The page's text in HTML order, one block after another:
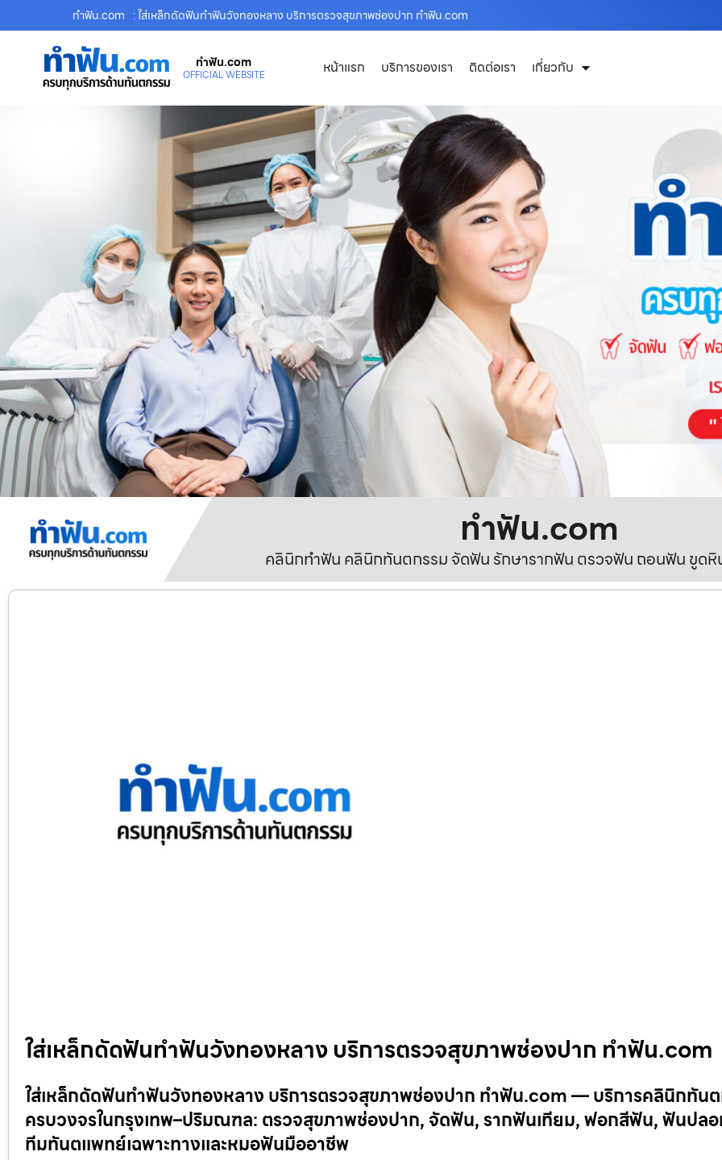
ทําฟัน.com : ใส่เหล็กดัดฟันทำฟันวังทองหลาง บริการตรวจสุขภาพช่องปาก ทำฟัน.com
ทําฟัน.com
OFFICIAL WEBSITE หน้าแรก บริการของเรา ติดต่อเรา เกี่ยวกับ
ทําฟัน.com
คลินิกทำฟัน คลินิกทันตกรรม จัดฟัน รักษารากฟัน ตรวจฟัน ถอนฟัน ขูด
ใส่เหล็กดัดฟันทำฟันวังทองหลาง บริการตรวจสุขภาพช่องปาก ทำฟัน.com
ใส่เหล็กดัดฟันทำฟันวังทองหลาง บริการตรวจสุขภาพช่องปาก ทำฟัน.com — บริการคลินิกทัน
ครบวงจรในกรุงเทพ–ปริมณฑล: ตรวจสุขภาพช่องปาก, จัดฟัน, รากฟันเทียม, ฟอกสีฟัน, ฟันปล
ทีมทันตแพทย์เฉพาะทางและหมอฟันมืออาชีพ